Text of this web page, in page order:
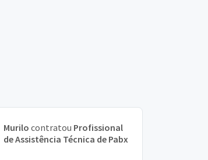
Murilo contratou Profissional
de Assistência Técnica de Pabx